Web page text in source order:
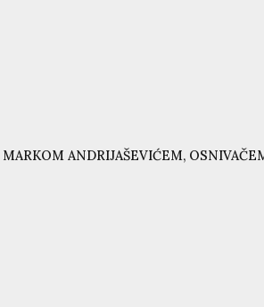
MARKOM ANDRIJAŠEVIĆEM,